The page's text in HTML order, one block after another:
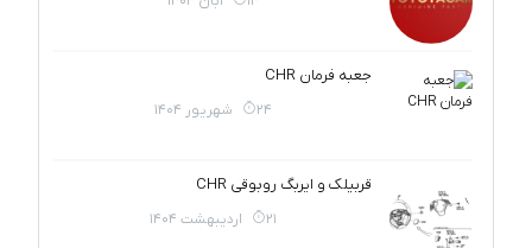
جعبه فرمان CHR
24 شهریور 1404
قربیلک و ایربگ روبوقی CHR
21 اردیبهشت 1404